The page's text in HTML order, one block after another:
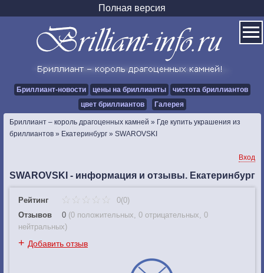
Полная версия
Бриллиант-новости цены на бриллианты
чистота бриллиантов
цвет бриллиантов
Галерея
Бриллиант – король драгоценных камней » Где купить украшения из
бриллиантов » Екатеринбург » SWAROVSKI
Вход
SWAROVSKI - информация и отзывы. Екатеринбург
Рейтинг
0(0)
Отзывов
0 (0 положительных, 0 отрицательных, 0
нейтральных)
+ Добавить отзыв